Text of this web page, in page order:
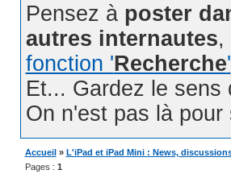
Pensez à poster
autres internautes,
fonction 'Recherche'
Et... Gardez le sens
On n'est pas là
Accueil » L'iPad et iPad Mini : News,
Pages : 1